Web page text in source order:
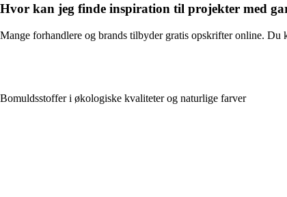
Hvor kan jeg finde inspiration til projekter med
Mange forhandlere og brands tilbyder gratis opskrifter online. Du
Bomuldsstoffer i økologiske kvaliteter og naturlige farver